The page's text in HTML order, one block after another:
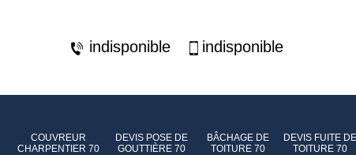
indisponible indisponible
COUVREUR
CHARPENTIER 70
DEVIS POSE DE
GOUTTIÈRE 70
BÂCHAGE DE
TOITURE 70
DEVIS FUITE DE
TOITURE 70